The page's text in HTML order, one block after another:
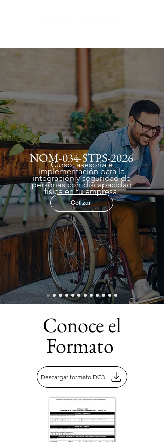
NOM-034-STPS-2026
Curso, asesoría e
implementación para la
integración y seguridad de
personas con discapacidad
física en tu empresa.
Cotizar
Conoce el
Formato
Descargar formato DC3